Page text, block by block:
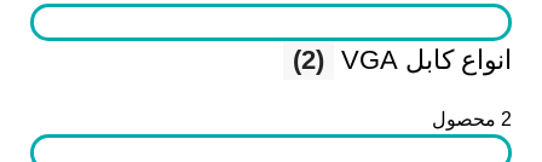
انواع کابل VGA (2)
2 محصول